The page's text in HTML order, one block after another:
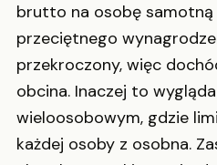
brutto na osobę
przeciętnego
przekroczony, więc
obcina. Inaczej to
wieloosobowym, gdzie
każdej osoby z osobna.